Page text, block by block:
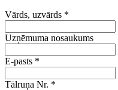
Vārds, uzvārds *
Uzņēmuma nosaukums
E-pasts *
Tālruņa Nr. *